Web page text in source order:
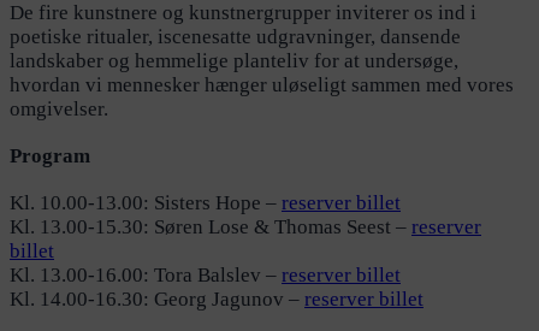
De fire kunstnere og kunstnergrupper inviterer os ind i
poetiske ritualer, iscenesatte udgravninger, dansende
landskaber og hemmelige planteliv for at undersøge,
hvordan vi mennesker hænger uløseligt sammen med vores
omgivelser.
Program
Kl. 10.00-13.00: Sisters Hope – reserver billet
Kl. 13.00-15.30: Søren Lose & Thomas Seest – reserver
billet
Kl. 13.00-16.00: Tora Balslev – reserver billet
Kl. 14.00-16.30: Georg Jagunov – reserver billet